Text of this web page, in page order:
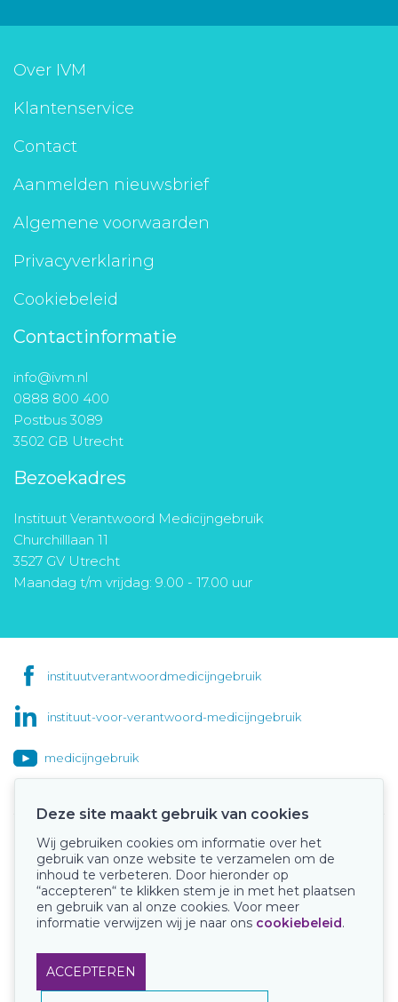
Over IVM
Klantenservice
Contact
Aanmelden nieuwsbrief
Algemene voorwaarden
Privacyverklaring
Cookiebeleid
Contactinformatie
info@ivm.nl
0888 800 400
Postbus 3089
3502 GB Utrecht
Bezoekadres
Instituut Verantwoord Medicijngebruik
Churchilllaan 11
3527 GV Utrecht
Maandag t/m vrijdag: 9.00 - 17.00 uur
instituutverantwoordmedicijngebruik
instituut-voor-verantwoord-medicijngebruik
medicijngebruik
Onze keurmerken
Deze site maakt gebruik van cookies
Wij gebruiken cookies om informatie over het
gebruik van onze website te verzamelen om de
inhoud te verbeteren. Door hieronder op
“accepteren“ te klikken stem je in met het plaatsen
en gebruik van al onze cookies. Voor meer
informatie verwijzen wij je naar ons cookiebeleid.
ACCEPTEREN